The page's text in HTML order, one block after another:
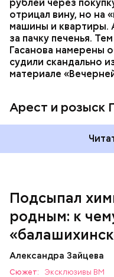
рублей через
отрицал вину, но на
машины и квартиры.
за пачку печенья.
Гасанова намерены
судили скандально
материале
Арест и розыск
Подсыпал
родным: к
Александра Зайцева
Сюжет: Эксклюзивы ВМ
Play
Video
Началось
Также отравленную
спустя несколько
уже травил других